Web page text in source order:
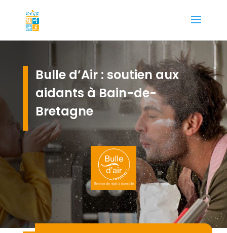
Bulle d’Air : soutien aux
aidants à Bain-de-
Bretagne